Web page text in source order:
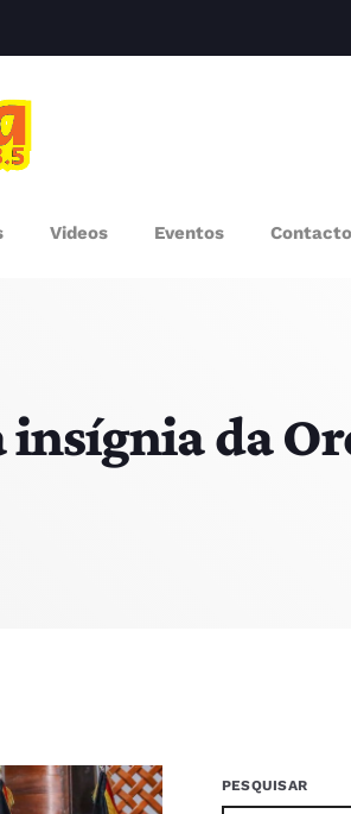
Videos Eventos
insígnia da
PESQUISAR